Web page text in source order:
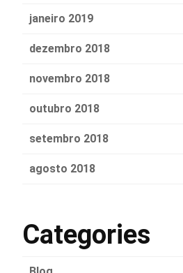
janeiro 2019
dezembro 2018
novembro 2018
outubro 2018
setembro 2018
agosto 2018
Categories